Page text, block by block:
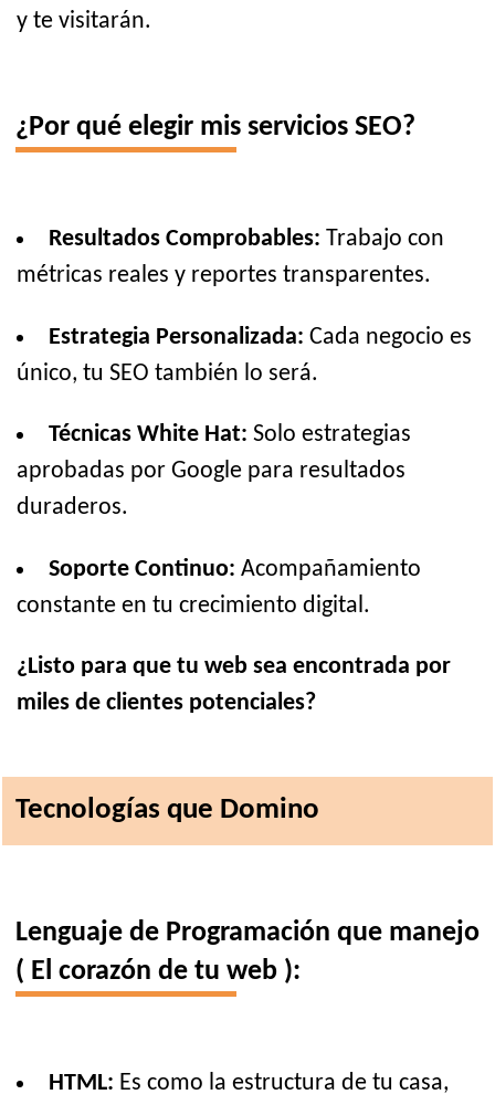
y te visitarán.
¿Por qué elegir mis servicios SEO?
Resultados Comprobables: Trabajo con
métricas reales y reportes transparentes.
Estrategia Personalizada: Cada negocio es
único, tu SEO también lo será.
Técnicas White Hat: Solo estrategias
aprobadas por Google para resultados
duraderos.
Soporte Continuo: Acompañamiento
constante en tu crecimiento digital.
¿Listo para que tu web sea encontrada por
miles de clientes potenciales?
Tecnologías que Domino
Lenguaje de Programación que manejo
( El corazón de tu web ):
HTML: Es como la estructura de tu casa,